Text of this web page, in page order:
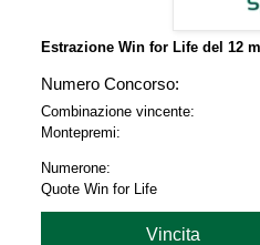
Estrazione Win for Life del 12
Numero Concorso:
Combinazione vincente:
Montepremi:
Numerone:
Quote Win for Life
Vincita